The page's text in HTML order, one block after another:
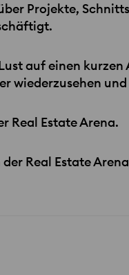
Projekte,
auf einen kurzen
wiederzusehen
Real Estate Arena.
Real Estate